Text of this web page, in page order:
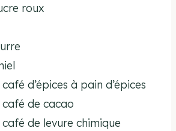
roux
d’épices à pain d’épices
café de cacao
café de levure chimique